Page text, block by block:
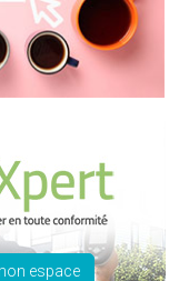
espace